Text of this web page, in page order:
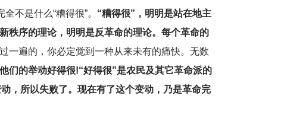
不是什么“糟得很”。 “糟得很”，明明是站在地主
秩序的理论，明明是反革命的理论。每个革命的
一遍的，你必定觉到一种从来未有的痛快。无数
们的举动好得很!“好得很”是农民及其它革命派的
，所以失败了。现在有了这个变动，乃是革命完